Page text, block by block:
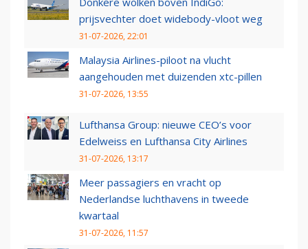
prijsvechter doet widebody-vloot weg
31-07-2026, 22:01
Malaysia Airlines-piloot na vlucht
aangehouden met duizenden xtc-pillen
31-07-2026, 13:55
Lufthansa Group: nieuwe CEO’s voor
Edelweiss en Lufthansa City Airlines
31-07-2026, 13:17
Meer passagiers en vracht op
Nederlandse luchthavens in tweede
kwartaal
31-07-2026, 11:57